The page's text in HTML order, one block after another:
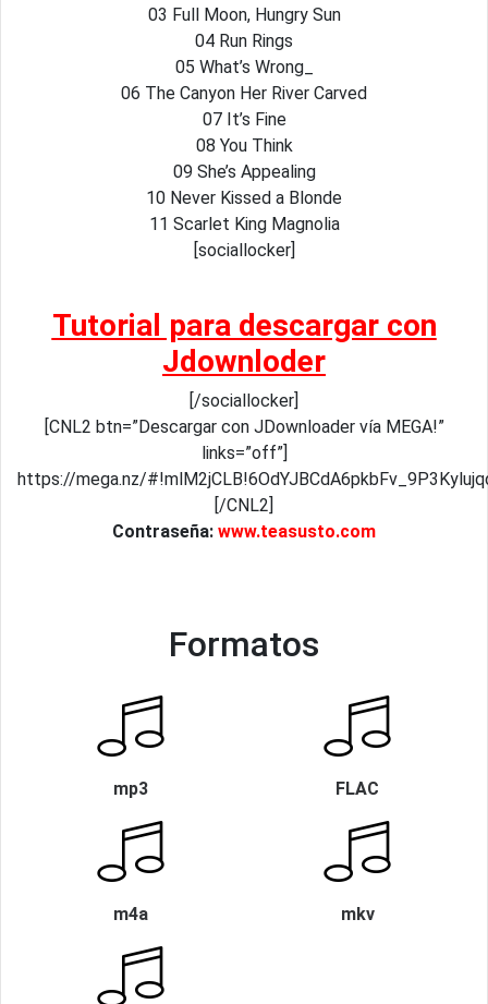
03 Full Moon, Hungry Sun
04 Run Rings
05 What’s Wrong_
06 The Canyon Her River Carved
07 It’s Fine
08 You Think
09 She’s Appealing
10 Never Kissed a Blonde
11 Scarlet King Magnolia
[sociallocker]
Tutorial para descargar con
Jdownloder
[/sociallocker]
[CNL2 btn=”Descargar con JDownloader vía MEGA!”
links=”off”]
https://mega.nz/
[/CNL2]
Contraseña: www.teasusto.com
Formatos
mp3 FLAC
m4a mkv